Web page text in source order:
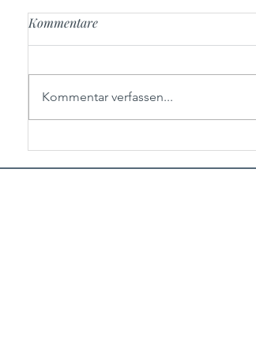
Der ultimative Erntedank-
Truthahn
Kommentare
Kommentar verfassen...